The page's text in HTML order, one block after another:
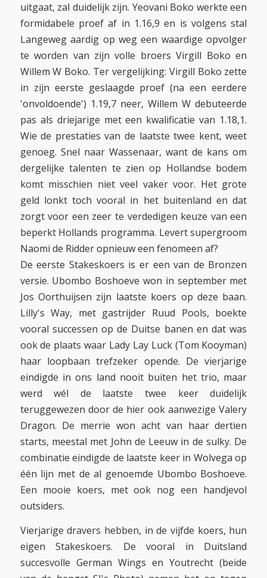
uitgaat, zal duidelijk zijn. Yeovani Boko werkte een
formidabele proef af in 1.16,9 en is volgens stal
Langeweg aardig op weg een waardige opvolger
te worden van zijn volle broers Virgill Boko en
Willem W Boko. Ter vergelijking: Virgill Boko zette
in zijn eerste geslaagde proef (na een eerdere
'onvoldoende') 1.19,7 neer, Willem W debuteerde
pas als driejarige met een kwalificatie van 1.18,1.
Wie de prestaties van de laatste twee kent, weet
genoeg. Snel naar Wassenaar, want de kans om
dergelijke talenten te zien op Hollandse bodem
komt misschien niet veel vaker voor. Het grote
geld lonkt toch vooral in het buitenland en dat
zorgt voor een zeer te verdedigen keuze van een
beperkt Hollands programma. Levert supergroom
Naomi de Ridder opnieuw een fenomeen af?
De eerste Stakeskoers is er een van de Bronzen
versie. Ubombo Boshoeve won in september met
Jos Oorthuijsen zijn laatste koers op deze baan.
Lilly's Way, met gastrijder Ruud Pools, boekte
vooral successen op de Duitse banen en dat was
ook de plaats waar Lady Lay Luck (Tom Kooyman)
haar loopbaan trefzeker opende. De vierjarige
eindigde in ons land nooit buiten het trio, maar
werd wél de laatste twee keer duidelijk
teruggewezen door de hier ook aanwezige Valery
Dragon. De merrie won acht van haar dertien
starts, meestal met John de Leeuw in de sulky. De
combinatie eindigde de laatste keer in Wolvega op
één lijn met de al genoemde Ubombo Boshoeve.
Een mooie koers, met ook nog een handjevol
outsiders.
Vierjarige dravers hebben, in de vijfde koers, hun
eigen Stakeskoers. De vooral in Duitsland
succesvolle German Wings en Youtrecht (beide